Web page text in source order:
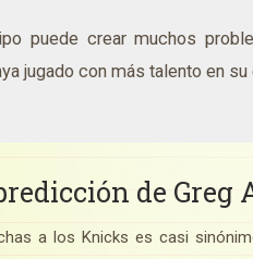
puede crear muchos
jugado con más talento en
de Greg
a los Knicks es casi